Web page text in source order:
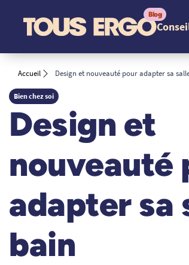
Accueil Design et nouveauté pour adapter sa
Bien chez soi
Design et
nouveauté
adapter sa
bain